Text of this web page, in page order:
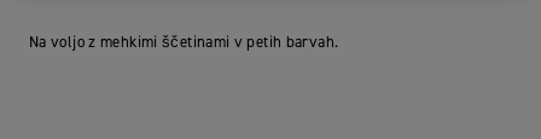
Na voljo z mehkimi ščetinami v petih barvah.